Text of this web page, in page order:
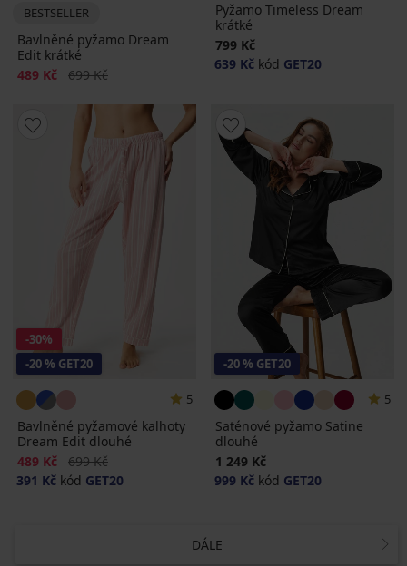
BESTSELLER
Bavlněné pyžamo Dream
Edit krátké
Sleva
489 Kč Původní cena
699 Kč
Pyžamo Timeless Dream
krátké
799 Kč
639 Kč kód GET20
-30%
-20 % GET20
5
Bavlněné pyžamové kalhoty
Dream Edit dlouhé
Sleva
489 Kč Původní cena
699 Kč
391 Kč kód GET20
-20 % GET20
5
Saténové pyžamo Satine
dlouhé
1 249 Kč
999 Kč kód GET20
DÁLE